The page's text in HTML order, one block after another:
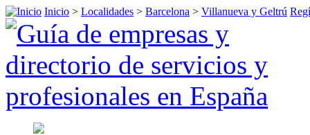
Inicio > Localidades > Barcelona > Villanueva y Geltrú